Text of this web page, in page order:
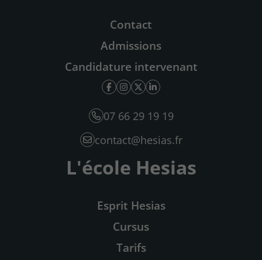
Contact
Admissions
Candidature intervenant
07 66 29 19 19
contact@hesias.fr
L'école Hesias
Esprit Hesias
Cursus
Tarifs